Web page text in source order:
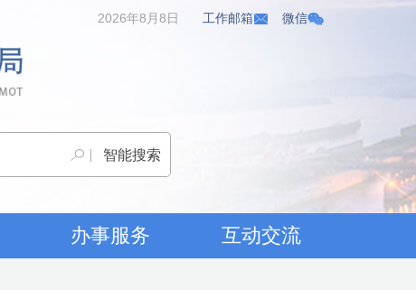
2026年8月8日 工作邮箱 微信
办事服务 互动交流